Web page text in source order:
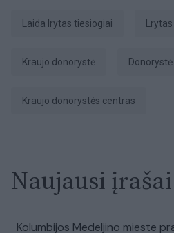
laida lrytas tiesiogiai
kraujo donorystė donorystė
Kraujo donorystės centras
Naujausi įrašai
Kolumbijos Medeljino mieste